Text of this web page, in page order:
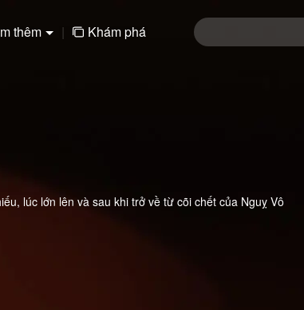
thêm | Khám phá
lúc lớn lên và sau khi trở về từ cõi chết của Nguỵ Vô